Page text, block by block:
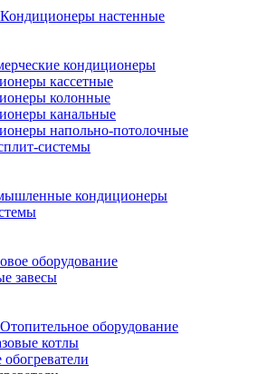
Кондиционеры настенные
кондиционеры
кассетные
колонные
канальные
напольно-потолочные
системы
кондиционеры
оборудование
завесы
Отопительное оборудование
котлы
обогреватели